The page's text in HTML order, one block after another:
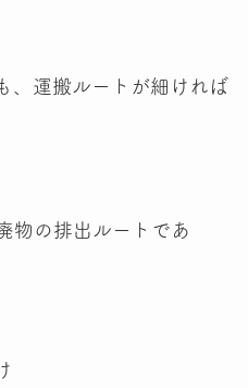
、運搬ルートが細ければ
物の排出ルートであ